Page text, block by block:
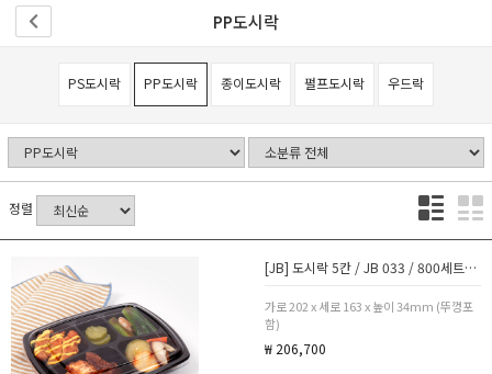
PP도시락
PS도시락 PP도시락 종이도시락 펄프도시락 우드락
정렬
[JB] 도시락 5칸 / JB 033 / 800세트(뚜껑포함)
가로 202 x 세로 163 x 높이 34mm (뚜껑포
함)
₩ 206,700